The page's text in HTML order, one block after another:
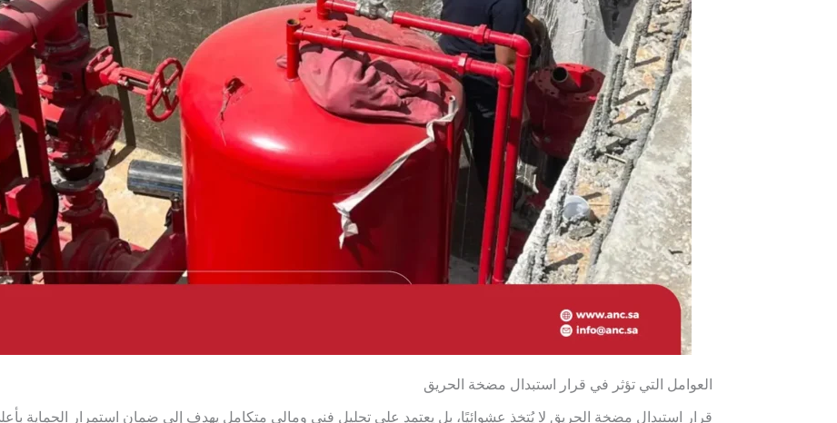
العوامل التي تؤثر في قرار استبدال مضخة الحريق
قرار استبدال مضخة الحريق لا يُتخذ عشوائيًا، بل يعتمد على تحليل فني ومالي متكامل يهدف إلى ضمان استمرار الحماية